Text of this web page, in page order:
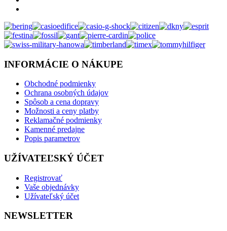
INFORMÁCIE O NÁKUPE
Obchodné podmienky
Ochrana osobných údajov
Spôsob a cena dopravy
Možnosti a ceny platby
Reklamačné podmienky
Kamenné predajne
Popis parametrov
UŽÍVATEĽSKÝ ÚČET
Registrovať
Vaše objednávky
Užívateľský účet
NEWSLETTER